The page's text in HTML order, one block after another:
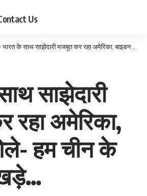
Us
भारत के साथ साझेदारी मजबूत कर रहा अमेरिका, बाइडन बोले- हम चीन के खिलाफ खड़े…
साझेदारी
रहा अमेरिका,
हम चीन के